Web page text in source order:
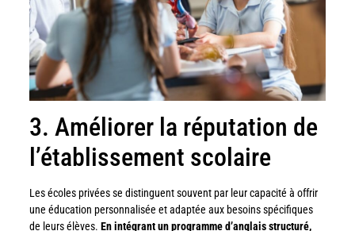
3. Améliorer la réputation de
l’établissement scolaire
Les écoles privées se distinguent souvent par leur capacité à offrir
une éducation personnalisée et adaptée aux besoins spécifiques
de leurs élèves. En intégrant un programme d’anglais structuré,